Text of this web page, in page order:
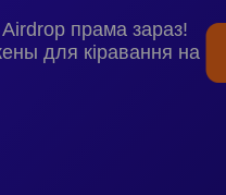
прама зараз!
для кіравання на